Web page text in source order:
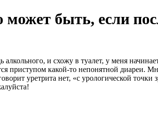
может быть, если
и схожу в туалет, у меня
какой-то непонятной диареи.
уретрита нет, «с урологической